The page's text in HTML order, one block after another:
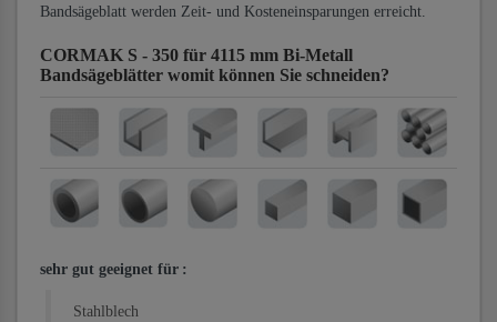
Bandsägeblatt werden Zeit- und Kosteneinsparungen erreicht.
CORMAK S - 350 für 4115 mm Bi-Metall
Bandsägeblätter womit können Sie schneiden?
sehr gut geeignet für :
Stahlblech